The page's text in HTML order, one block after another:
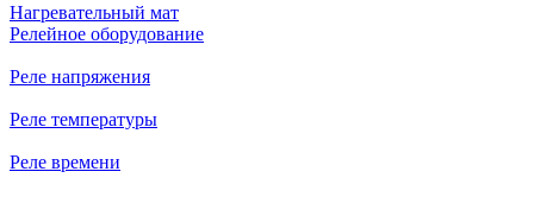
Нагревательный мат
Релейное оборудование
Реле напряжения
Реле температуры
Реле времени